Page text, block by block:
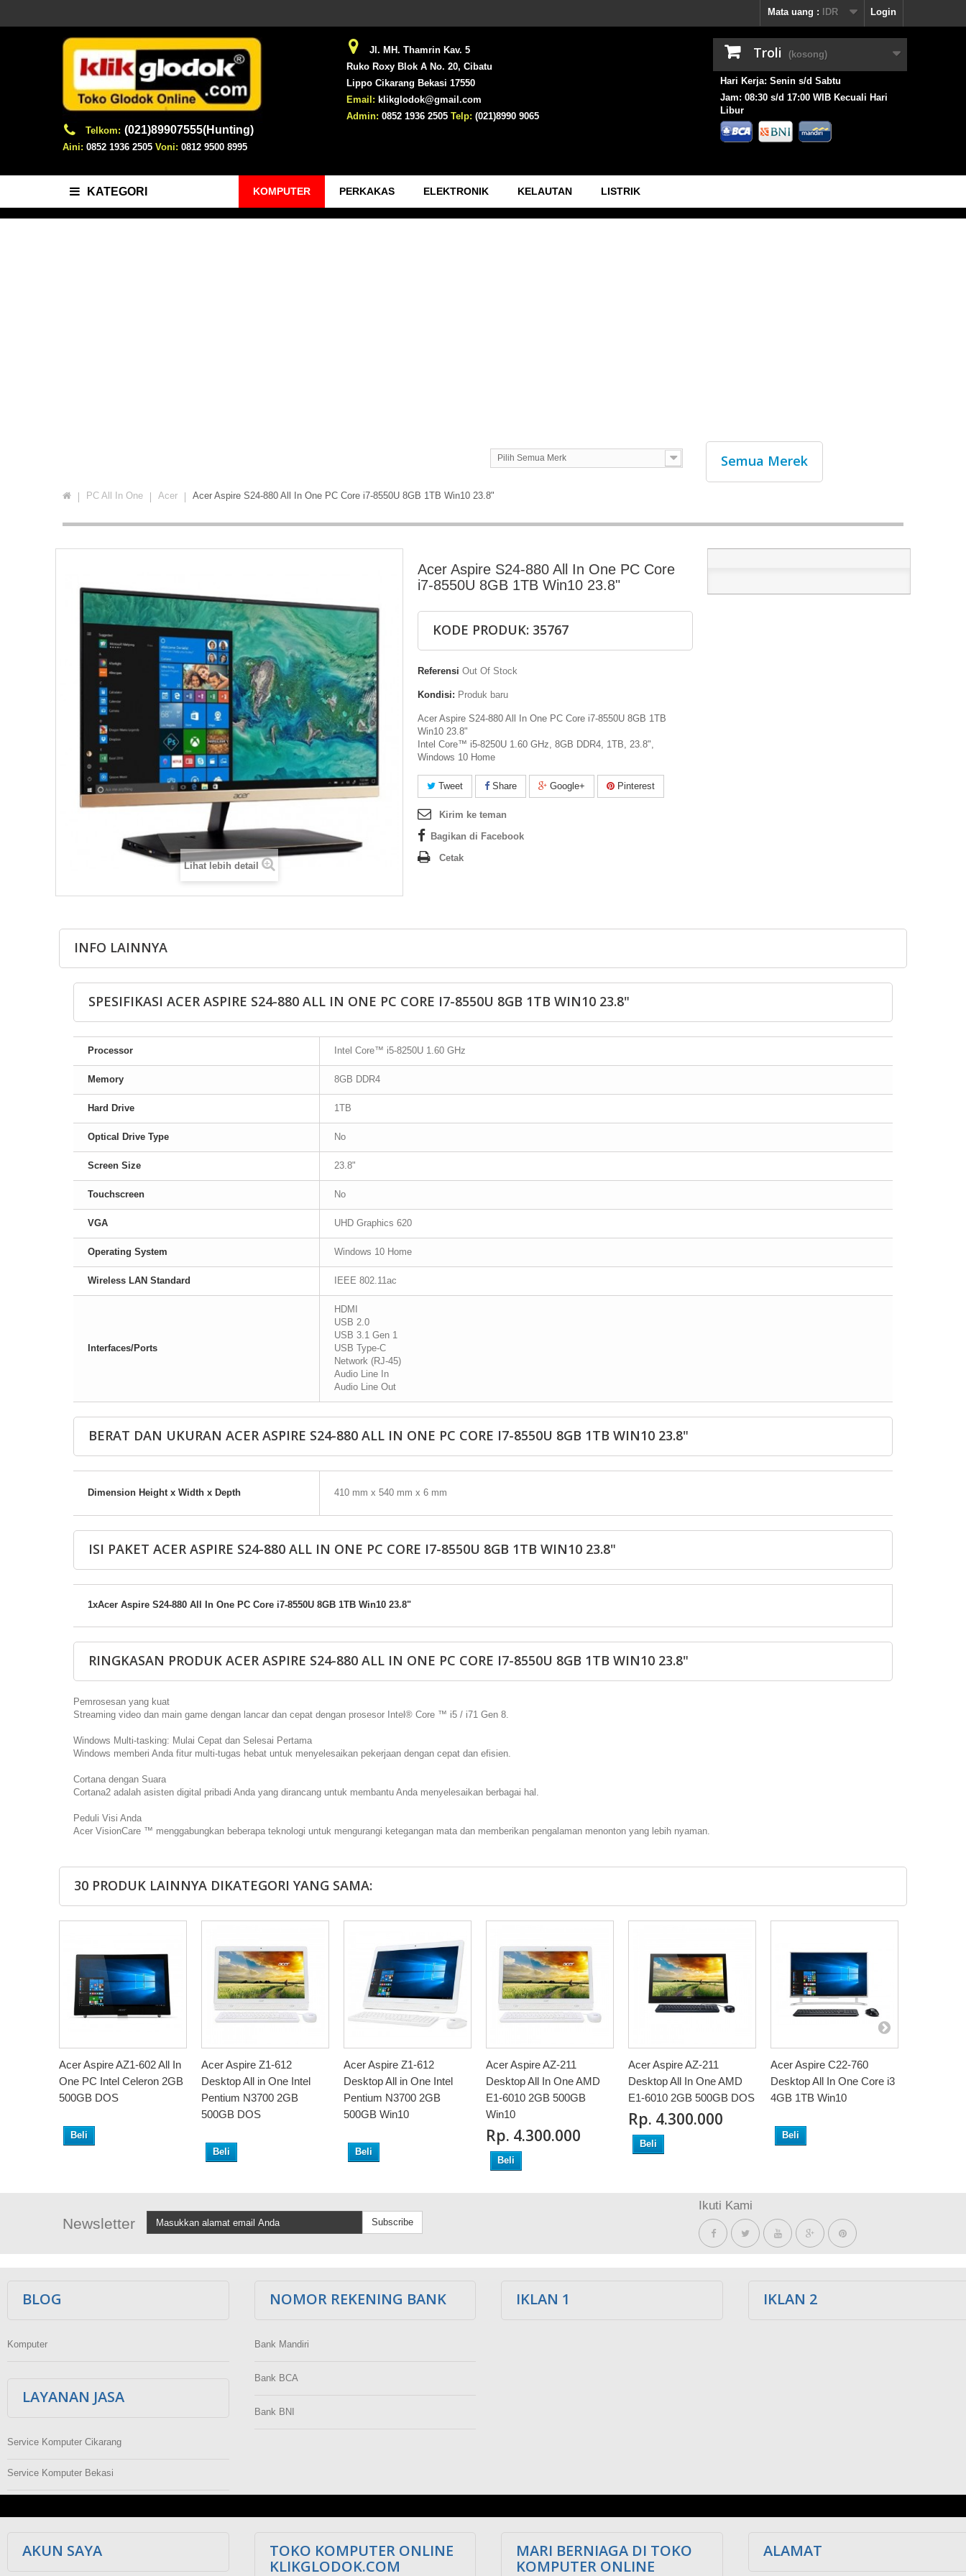
Login
Mata uang : IDR
Telkom: (021)89907555(Hunting)
Aini: 0852 1936 2505 Voni: 0812 9500 8995
Jl. MH. Thamrin Kav. 5
Ruko Roxy Blok A No. 20, Cibatu
Lippo Cikarang Bekasi 17550
Email: klikglodok@gmail.com
Admin: 0852 1936 2505 Telp: (021)8990 9065
Troli (kosong)
Hari Kerja: Senin s/d Sabtu
Jam: 08:30 s/d 17:00 WIB Kecuali Hari
Libur
KATEGORI KOMPUTER PERKAKAS ELEKTRONIK KELAUTAN LISTRIK
Pilih Semua Merk Semua Merek
PC All In One Acer Acer Aspire S24-880 All In One PC Core i7-8550U 8GB 1TB Win10 23.8"
Lihat lebih detail
Acer Aspire S24-880 All In One PC Core
i7-8550U 8GB 1TB Win10 23.8"
KODE PRODUK: 35767
Referensi Out Of Stock
Kondisi: Produk baru
Acer Aspire S24-880 All In One PC Core i7-8550U 8GB 1TB
Win10 23.8"
Intel Core™ i5-8250U 1.60 GHz, 8GB DDR4, 1TB, 23.8",
Windows 10 Home
Tweet Share Google+ Pinterest
Kirim ke teman
Bagikan di Facebook
Cetak
INFO LAINNYA
SPESIFIKASI ACER ASPIRE S24-880 ALL IN ONE PC CORE I7-8550U 8GB 1TB WIN10 23.8"
Processor Intel Core™ i5-8250U 1.60 GHz
Memory 8GB DDR4
Hard Drive 1TB
Optical Drive Type No
Screen Size 23.8"
Touchscreen No
VGA UHD Graphics 620
Operating System Windows 10 Home
Wireless LAN Standard IEEE 802.11ac
Interfaces/Ports
HDMI
USB 2.0
USB 3.1 Gen 1
USB Type-C
Network (RJ-45)
Audio Line In
Audio Line Out
BERAT DAN UKURAN ACER ASPIRE S24-880 ALL IN ONE PC CORE I7-8550U 8GB 1TB WIN10 23.8"
Dimension Height x Width x Depth 410 mm x 540 mm x 6 mm
ISI PAKET ACER ASPIRE S24-880 ALL IN ONE PC CORE I7-8550U 8GB 1TB WIN10 23.8"
1xAcer Aspire S24-880 All In One PC Core i7-8550U 8GB 1TB Win10 23.8"
RINGKASAN PRODUK ACER ASPIRE S24-880 ALL IN ONE PC CORE I7-8550U 8GB 1TB WIN10 23.8"
Pemrosesan yang kuat
Streaming video dan main game dengan lancar dan cepat dengan prosesor Intel® Core ™ i5 / i71 Gen 8.
Windows Multi-tasking: Mulai Cepat dan Selesai Pertama
Windows memberi Anda fitur multi-tugas hebat untuk menyelesaikan pekerjaan dengan cepat dan efisien.
Cortana dengan Suara
Cortana2 adalah asisten digital pribadi Anda yang dirancang untuk membantu Anda menyelesaikan berbagai hal.
Peduli Visi Anda
Acer VisionCare ™ menggabungkan beberapa teknologi untuk mengurangi ketegangan mata dan memberikan pengalaman menonton yang lebih nyaman.
30 PRODUK LAINNYA DIKATEGORI YANG SAMA:
Acer Aspire AZ1-602 All In
One PC Intel Celeron 2GB
500GB DOS
Beli
Acer Aspire Z1-612
Desktop All in One Intel
Pentium N3700 2GB
500GB DOS
Beli
Acer Aspire Z1-612
Desktop All in One Intel
Pentium N3700 2GB
500GB Win10
Beli
Acer Aspire AZ-211
Desktop All In One AMD
E1-6010 2GB 500GB
Win10
Rp‎. 4.300.000
Beli
Acer Aspire AZ-211
Desktop All In One AMD
E1-6010 2GB 500GB DOS
Rp‎. 4.300.000
Beli
Acer Aspire C22-760
Desktop All In One Core i3
4GB 1TB Win10
Beli
Newsletter Subscribe
Ikuti Kami
BLOG
Komputer
LAYANAN JASA
Service Komputer Cikarang
Service Komputer Bekasi
NOMOR REKENING BANK
Bank Mandiri
Bank BCA
Bank BNI
IKLAN 1 IKLAN 2
AKUN SAYA
TOKO KOMPUTER ONLINE
KLIKGLODOK.COM
MARI BERNIAGA DI TOKO
KOMPUTER ONLINE
ALAMAT